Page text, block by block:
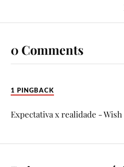
0 Comments
1 PINGBACK
Expectativa x realidade -